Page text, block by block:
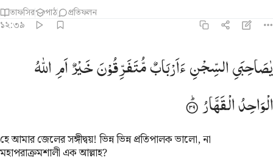
তাফসির পাঠ প্রতিফলন
১২:৩৯
يا صاحبي السجن اارباب متفرقون خير ام الله الواحد القهار ٣٩
يَـٰصَـٰحِبَىِ ٱلسِّجْنِ ءَأَرْبَابٌۭ مُّتَفَرِّقُونَ خَيْرٌ أَمِ ٱللَّهُ ٱلْوَٰحِدُ
یٰصَاحِبَیِالسِّجْنِءَاَرْبَابٌمُّتَفَرِّقُوْنَخَیْرٌاَمِاللّٰهُ
الْوَاحِدُالْقَهَّارُ
হে আমার জেলের সঙ্গীদ্বয়! ভিন্ন ভিন্ন প্রতিপালক ভালো, না
মহাপরাক্রমশালী এক আল্লাহ?